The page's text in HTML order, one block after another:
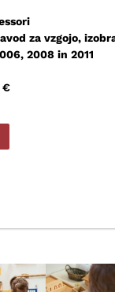
za vzgojo,
2008 in 2011
€